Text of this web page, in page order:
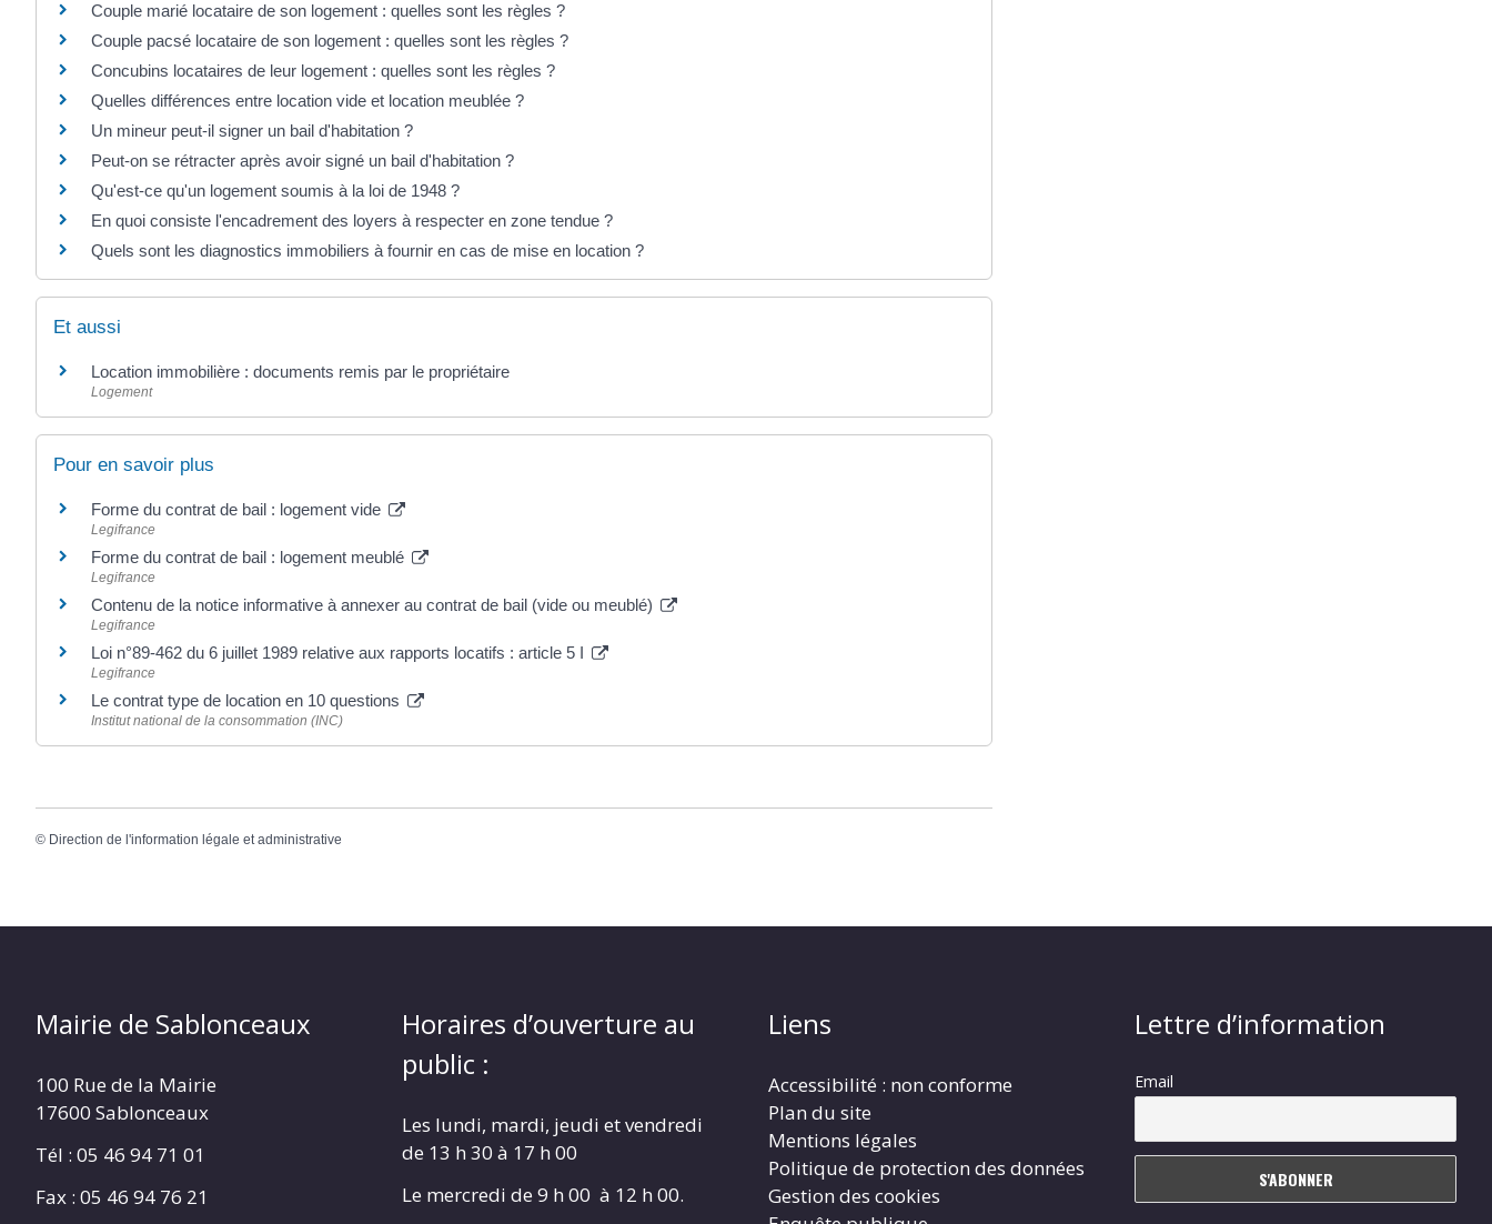
Couple marié locataire de son logement : quelles sont les règles ?
Couple pacsé locataire de son logement : quelles sont les règles ?
Concubins locataires de leur logement : quelles sont les règles ?
Quelles différences entre location vide et location meublée ?
Un mineur peut-il signer un bail d'habitation ?
Peut-on se rétracter après avoir signé un bail d'habitation ?
Qu'est-ce qu'un logement soumis à la loi de 1948 ?
En quoi consiste l'encadrement des loyers à respecter en zone tendue ?
Quels sont les diagnostics immobiliers à fournir en cas de mise en location ?
Et aussi
Location immobilière : documents remis par le propriétaire
Logement
Pour en savoir plus
Forme du contrat de bail : logement vide
Legifrance
Forme du contrat de bail : logement meublé
Legifrance
Contenu de la notice informative à annexer au contrat de bail (vide ou meublé)
Legifrance
Loi n°89-462 du 6 juillet 1989 relative aux rapports locatifs : article 5 I
Legifrance
Le contrat type de location en 10 questions
Institut national de la consommation (INC)
© Direction de l'information légale et administrative
Mairie de Sablonceaux
100 Rue de la Mairie
17600 Sablonceaux
Tél : 05 46 94 71 01
Fax : 05 46 94 76 21
Horaires d’ouverture au
public :
Les lundi, mardi, jeudi et vendredi
de 13 h 30 à 17 h 00
Le mercredi de 9 h 00 à 12 h 00.
Liens
Accessibilité : non conforme
Plan du site
Mentions légales
Politique de protection des données
Gestion des cookies
Lettre d’information
Email